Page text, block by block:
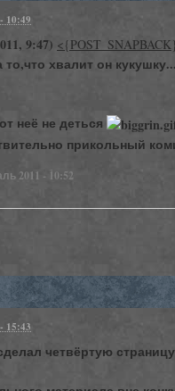
10:49
9:47)
хвалит он
неё не деться
прикольный
2011 - 10:52
15:43
четвёртую